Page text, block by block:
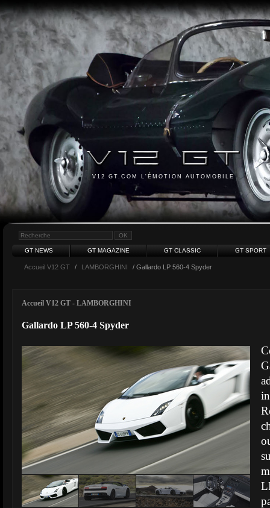
V12 GT.COM L'ÉMOTION AUTOMOBILE
GT NEWS GT MAGAZINE GT CLASSIC GT SPORT
Accueil V12 GT / LAMBORGHINI / Gallardo LP 560-4 Spyder
Accueil V12 GT - LAMBORGHINI
Gallardo LP 560-4 Spyder